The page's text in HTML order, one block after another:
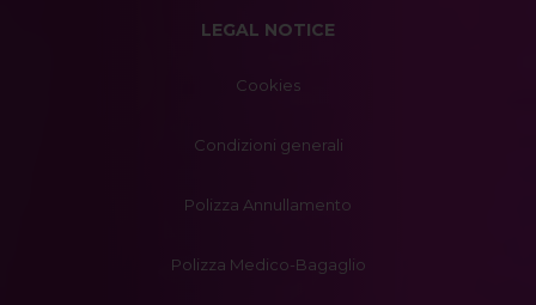
LEGAL NOTICE
Cookies
Condizioni generali
Polizza Annullamento
Polizza Medico-Bagaglio